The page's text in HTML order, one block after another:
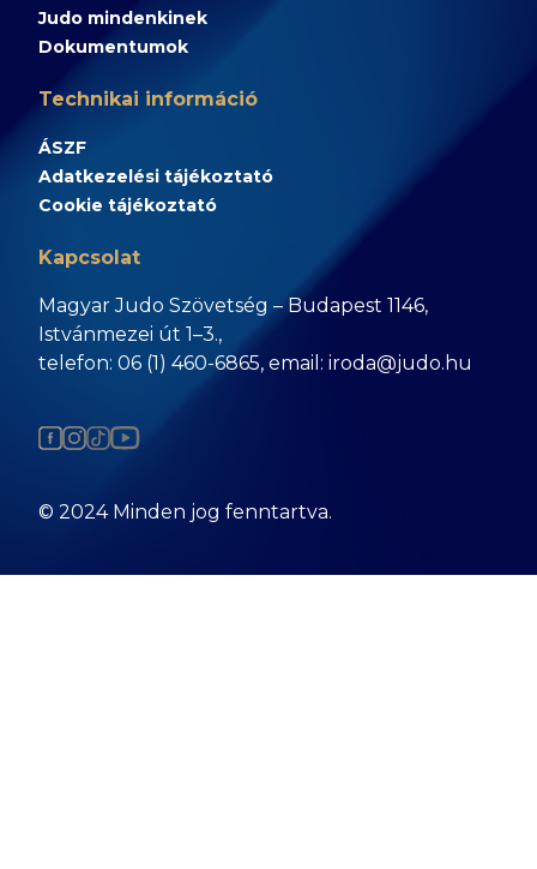
Judo mindenkinek
Dokumentumok
Technikai információ
ÁSZF
Adatkezelési tájékoztató
Cookie tájékoztató
Kapcsolat
Magyar Judo Szövetség – Budapest 1146,
Istvánmezei út 1–3.,
telefon: 06 (1) 460-6865, email: iroda@judo.hu
© 2024 Minden jog fenntartva.